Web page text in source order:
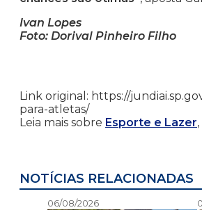
Ivan Lopes
Foto: Dorival Pinheiro Filho
Link original: https://
para-atletas/
Leia mais sobre Esporte e Lazer,
NOTÍCIAS RELACIONADAS
06/08/2026